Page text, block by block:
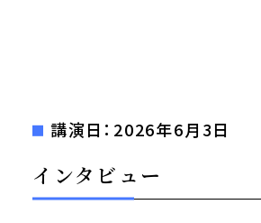
講演日：2026年6月3日
インタビュー